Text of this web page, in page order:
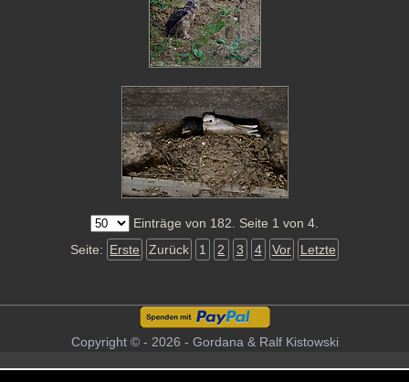
Einträge von 182. Seite 1 von 4.
Seite: Erste Zurück 1 2 3 4 Vor Letzte
Copyright © - 2026 - Gordana & Ralf Kistowski